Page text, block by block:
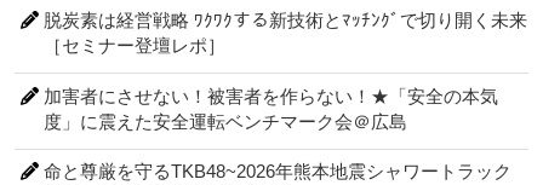
脱炭素は経営戦略 ﾜｸﾜｸする新技術とﾏｯﾁﾝｸﾞで切り開く未来
［セミナー登壇レポ］
加害者にさせない！被害者を作らない！★「安全の本気
度」に震えた安全運転ベンチマーク会＠広島
命と尊厳を守るTKB48~2026年熊本地震シャワートラック